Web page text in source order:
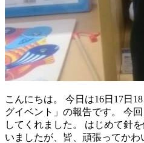
こんにちは。 今日は16日17日
グイベント」の報告です。 今
してくれました。 はじめて針
いましたが、皆、頑張ってかわ